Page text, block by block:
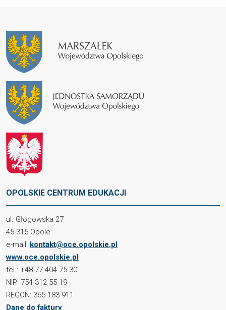
OPOLSKIE CENTRUM EDUKACJI
ul. Głogowska 27
45-315 Opole
e-mail: kontakt@oce.opolskie.pl
www.oce.opolskie.pl
tel.: +48 77 404 75 30
NIP: 754 312 55 19
REGON: 365 183 911
Dane do faktury